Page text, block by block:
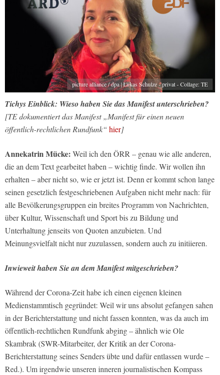
picture alliance / dpa | Lukas Schulze - privat - Collage: TE
Tichys Einblick: Wieso haben Sie das Manifest unterschrieben?
[TE dokumentiert das Manifest „Manifest für einen neuen
öffentlich-rechtlichen Rundfunk“ hier]
Annekatrin Mücke: Weil ich den ÖRR – genau wie alle anderen,
die an dem Text gearbeitet haben – wichtig finde. Wir wollen ihn
erhalten – aber nicht so, wie er jetzt ist. Denn er kommt schon lange
seinen gesetzlich festgeschriebenen Aufgaben nicht mehr nach: für
alle Bevölkerungsgruppen ein breites Programm von Nachrichten,
über Kultur, Wissenschaft und Sport bis zu Bildung und
Unterhaltung jenseits von Quoten anzubieten. Und
Meinungsvielfalt nicht nur zuzulassen, sondern auch zu initiieren.
Inwieweit haben Sie an dem Manifest mitgeschrieben?
Während der Corona-Zeit habe ich einen eigenen kleinen
Medienstammtisch gegründet: Weil wir uns absolut gefangen sahen
in der Berichterstattung und nicht fassen konnten, was da auch im
öffentlich-rechtlichen Rundfunk abging – ähnlich wie Ole
Skambrak (SWR-Mitarbeiter, der Kritik an der Corona-
Berichterstattung seines Senders übte und dafür entlassen wurde –
Red.). Um irgendwie unseren inneren journalistischen Kompass